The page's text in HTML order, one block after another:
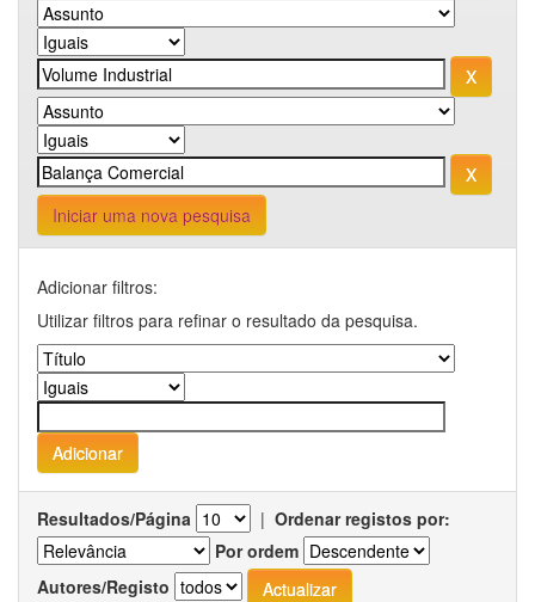
Iniciar uma nova pesquisa
Adicionar filtros:
Utilizar filtros para refinar o resultado da pesquisa.
Resultados/Página | Ordenar registos por:
Por ordem
Autores/Registo